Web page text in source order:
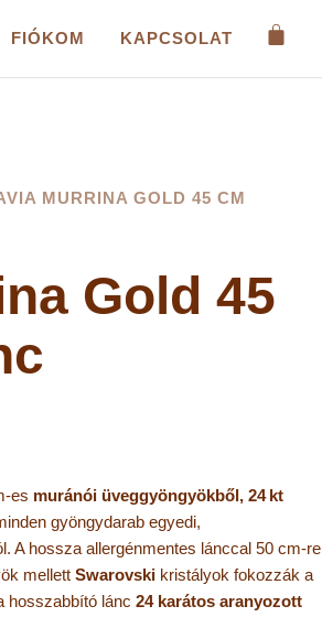
FIÓKOM KAPCSOLAT
MURRINA GOLD 45 CM
Gold 45
es muránói üveggyöngyökből, 24 kt
gyöngydarab egyedi,
A hossza allergénmentes lánccal 50 cm-re
mellett Swarovskikristályok fokozzák a
hosszabbító lánc 24 karátos aranyozott